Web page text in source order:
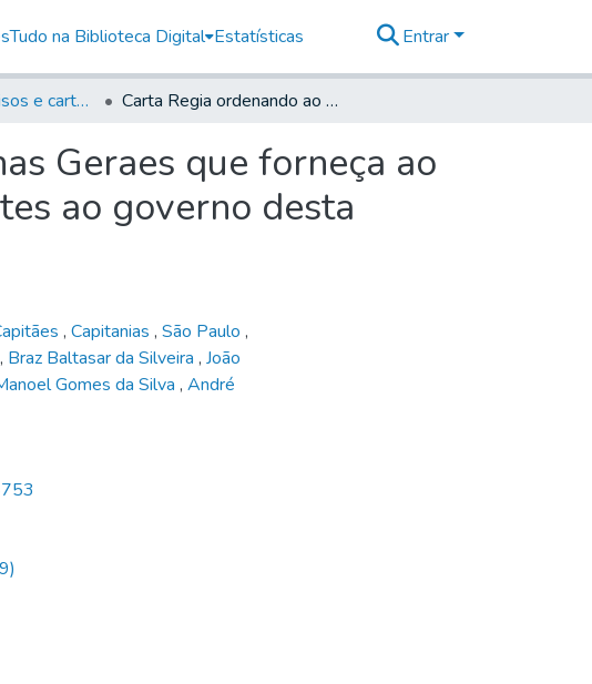
Tudo na Biblioteca Digital Estatísticas Entrar
Volume 18 - Avisos e cartas régias (1714- 29) Carta Regia ordenando ao Governador de Minas Geraes que forneça ao de São Paulo copias das ordens reaes referentes ao governo desta Capitania.
Geraes que forneça ao
ao governo desta
, Capitanias , São Paulo ,
, Braz Baltasar da Silveira , João
Gomes da Silva , André